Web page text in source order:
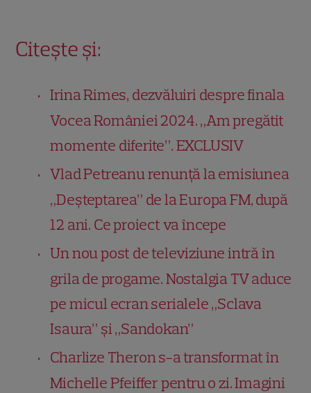
Citește și:
Irina Rimes, dezvăluiri despre finala
Vocea României 2024. „Am pregătit
momente diferite”. EXCLUSIV
Vlad Petreanu renunță la emisiunea
„Deșteptarea” de la Europa FM, după
12 ani. Ce proiect va începe
Un nou post de televiziune intră în
grila de progame. Nostalgia TV aduce
pe micul ecran serialele „Sclava
Isaura” și „Sandokan”
Charlize Theron s-a transformat în
Michelle Pfeiffer pentru o zi. Imagini